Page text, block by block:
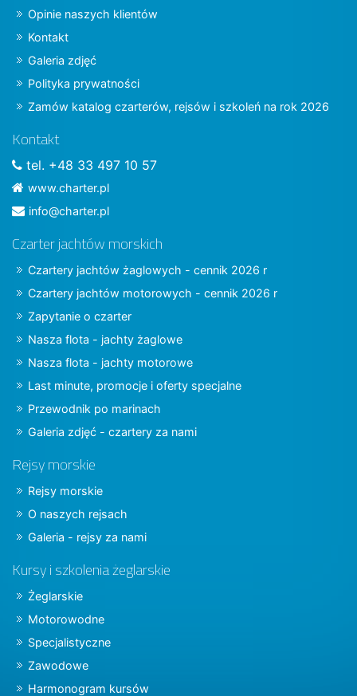
Opinie naszych klientów
Kontakt
Galeria zdjęć
Polityka prywatności
Zamów katalog czarterów, rejsów i szkoleń na rok 2026
Kontakt
tel. +48 33 497 10 57
www.charter.pl
info@charter.pl
Czarter jachtów morskich
Czartery jachtów żaglowych - cennik 2026 r
Czartery jachtów motorowych - cennik 2026 r
Zapytanie o czarter
Nasza flota - jachty żaglowe
Nasza flota - jachty motorowe
Last minute, promocje i oferty specjalne
Przewodnik po marinach
Galeria zdjęć - czartery za nami
Rejsy morskie
Rejsy morskie
O naszych rejsach
Galeria - rejsy za nami
Kursy i szkolenia żeglarskie
Żeglarskie
Motorowodne
Specjalistyczne
Zawodowe
Harmonogram kursów